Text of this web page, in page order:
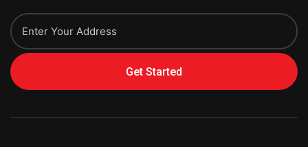
Get Started